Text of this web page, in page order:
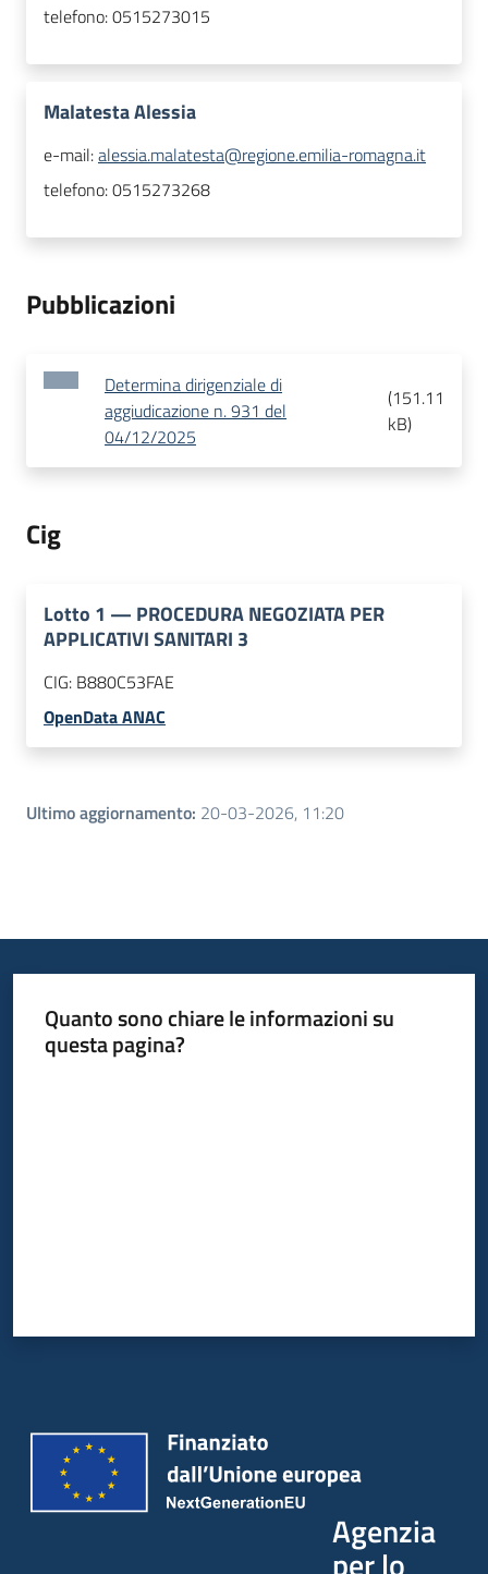
telefono:0515273015
Malatesta Alessia
e-mail:alessia.malatesta@regione.emilia-romagna.it
telefono:0515273268
Pubblicazioni
Determina dirigenziale di
aggiudicazione n. 931 del
04/12/2025
(151.11
kB)
Cig
Lotto 1 — PROCEDURA NEGOZIATA PER
APPLICATIVI SANITARI 3
CIG: B880C53FAE
OpenData ANAC
Ultimo aggiornamento: 20-03-2026, 11:20
Quanto sono chiare le informazioni su
questa pagina?
Agenzia
per lo